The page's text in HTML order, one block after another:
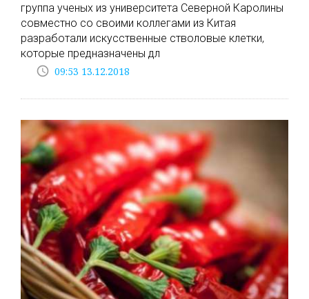
группа ученых из университета Северной Каролины
совместно со своими коллегами из Китая
разработали искусственные стволовые клетки,
которые предназначены дл
access_time 09:53 13.12.2018